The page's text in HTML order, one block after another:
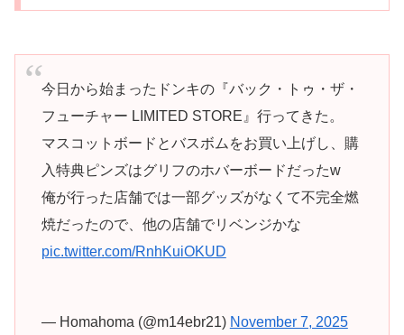
今日から始まったドンキの『バック・トゥ・ザ・
フューチャー LIMITED STORE』行ってきた。
マスコットボードとバスボムをお買い上げし、購
入特典ピンズはグリフのホバーボードだったw
俺が行った店舗では一部グッズがなくて不完全燃
焼だったので、他の店舗でリベンジかな
pic.twitter.com/RnhKuiOKUD
— Homahoma (@m14ebr21) November 7, 2025